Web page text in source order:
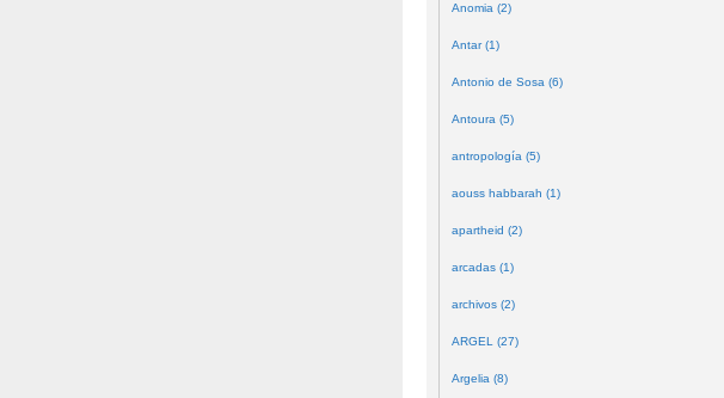
Anomia (2)
Antar (1)
Antonio de Sosa (6)
Antoura (5)
antropología (5)
aouss habbarah (1)
apartheid (2)
arcadas (1)
archivos (2)
ARGEL (27)
Argelia (8)